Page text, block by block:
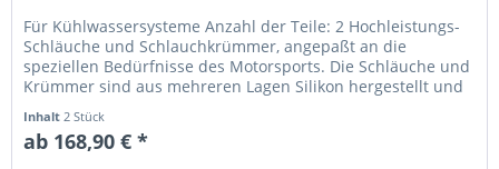
Für Kühlwassersysteme Anzahl der Teile: 2 Hochleistungs-
Schläuche und Schlauch­krümmer, ange­­paßt an die
speziellen Bedürfnisse des Motorsports. Die Schläuche und
Krümmer sind aus mehreren Lagen Silikon hergestellt und
Inhalt 2 Stück
ab 168,90 € *